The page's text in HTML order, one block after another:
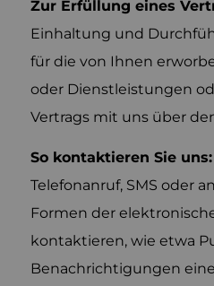
Zur Erfüllung eines
Einhaltung und
für die von Ihnen
oder Dienstleistungen
Vertrags mit uns über
So kontaktieren Sie uns:
Telefonanruf, SMS oder
Formen der
kontaktieren, wie etwa
Benachrichtigungen